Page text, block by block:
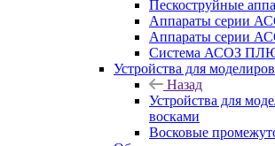
Пескоструйные
Аппараты серии
Аппараты серии
Система АСОЗ
Устройства для
Назад
Устройства для
восками
Восковые